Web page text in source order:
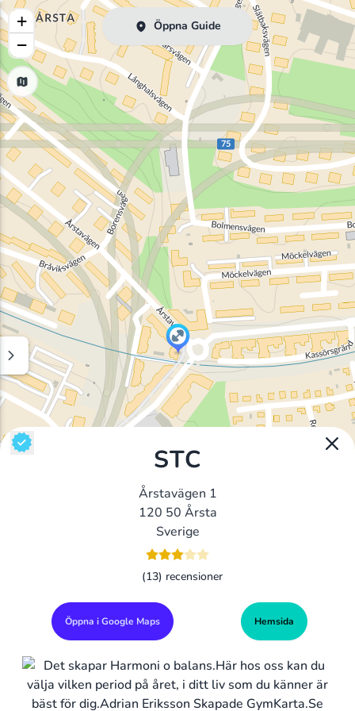
Öppna Guide
+
−
STC
Årstavägen 1
120 50 Årsta
Sverige
(13) recensioner
Öppna i Google Maps Hemsida
Alla Gym I Sverige Sveriges Ledande Gymkedjor